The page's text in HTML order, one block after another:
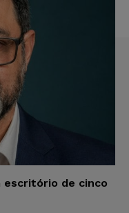
escritório de cinco